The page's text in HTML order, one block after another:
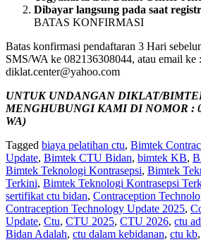
Dibayar langsung pada saat
BATAS KONFIRMASI
Batas konfirmasi pendaftaran 3 Hari
SMS/WA ke 082136308044, atau email ke :
diklat.center@yahoo.com
UNTUK UNDANGAN DIKLAT/
MENGHUBUNGI KAMI DI NOMOR :
WA)
Tagged biaya pelatihan ctu, Bimtek
Update, Bimtek CTU Bidan, bimtek KB,
Bimtek Teknologi Kontrasepsi, Bimtek
Terkini, Bimtek Teknologi Kontrasepsi
sertifikat ctu bidan, Contraception
Contraception Technology Update 2025,
Update, Ctu, CTU 2025, CTU 2026, ctu
Bidan Adalah, ctu dalam kebidanan, ctu kb,